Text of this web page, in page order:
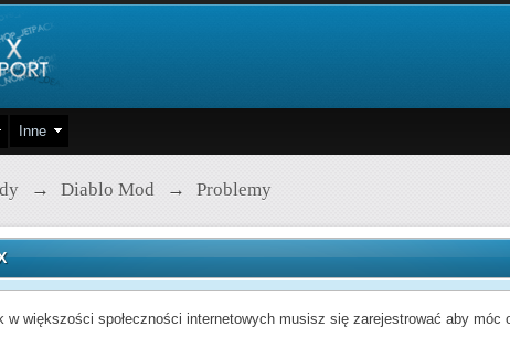
Inne
→ Diablo Mod → Problemy
w większości społeczności internetowych musisz się zarejestrować aby